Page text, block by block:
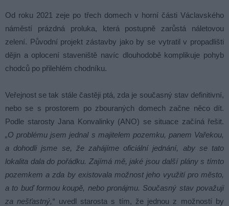
Od roku 2021 zeje po třech domech v horní části Václavského
náměstí prázdná proluka, která postupně zarůstá náletovou
zelení. Původní projekt zástavby jako by se vytratil v propadlišti
dějin a oplocení staveniště navíc dlouhodobě komplikuje pohyb
chodců po přilehlém chodníku.
Veřejnost se tak stále častěji ptá, zda je současný stav definitivní,
nebo se s prostorem po zbouraných domech začne něco dít.
Podle starosty Jana Konvalinky (ANO) se situace začíná řešit.
„O problému jsem jednal s majitelem pozemku, panem Vařekou,
a dohodli jsme se, že zahájíme oficiální jednání, aby se tato
lokalita dala do pořádku. Zajímá mě, jaké jsou další plány s tímto
pozemkem a zda by existovala možnost jeho využití pro město,
a to buď formou koupě, nebo pronájmu. Současný stav považuji
za nešťastný,“ uvedl starosta s tím, že jednou z možností by